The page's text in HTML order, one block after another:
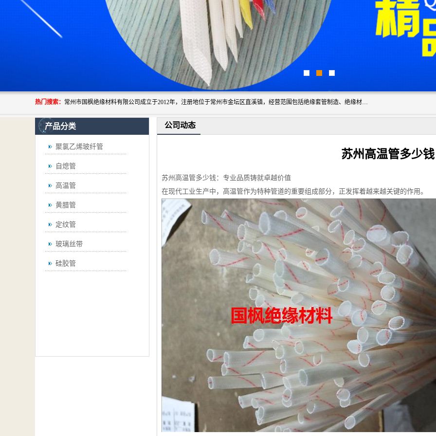
热门搜索： 常州市国枫绝缘材料有限公司成立于2012年，注册地位于常州市金坛区直溪镇，经营范围包括绝缘套管制造、绝缘材料的销售；专业生产各种：黄腊管、自熄管、硅胶管、定纹管，厂价直销。
产品分类
聚氯乙烯玻纤管
自熄管
高温管
黄腊管
定纹管
玻璃丝带
硅胶管
公司动态
苏州高温管多少钱
苏州高温管多少钱：专业品质铸就卓越价值
在现代工业生产中，高温管作为特种管道的重要组成部分，正发挥着越来越关键的作用。